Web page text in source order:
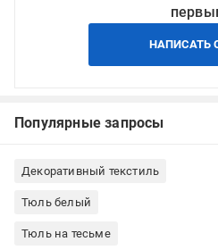
НАПИСАТЬ
Популярные запросы
Декоративный текстиль
Тюль белый
Тюль на тесьме